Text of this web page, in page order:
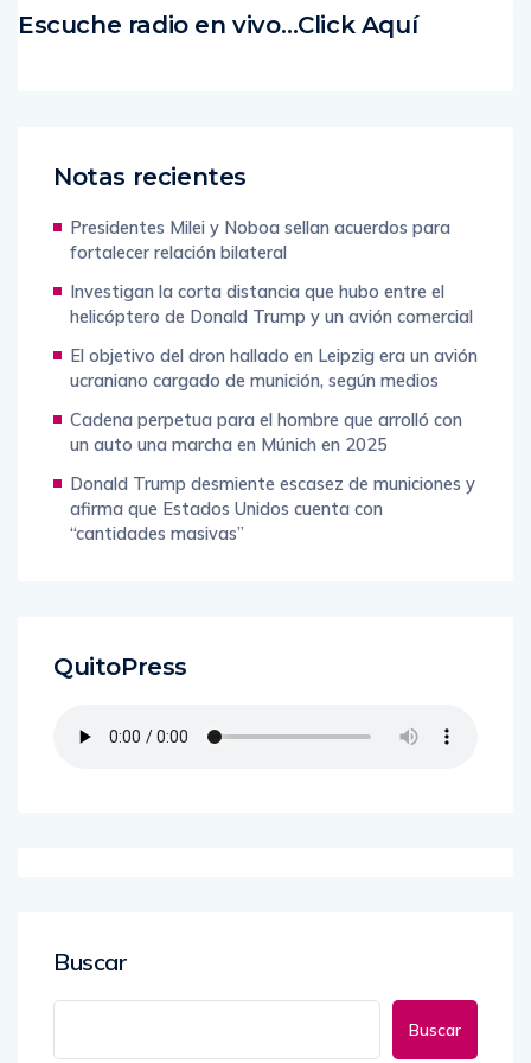
Escuche radio en vivo…Click Aquí
Notas recientes
Presidentes Milei y Noboa sellan acuerdos para
fortalecer relación bilateral
Investigan la corta distancia que hubo entre el
helicóptero de Donald Trump y un avión comercial
El objetivo del dron hallado en Leipzig era un avión
ucraniano cargado de munición, según medios
Cadena perpetua para el hombre que arrolló con
un auto una marcha en Múnich en 2025
Donald Trump desmiente escasez de municiones y
afirma que Estados Unidos cuenta con
“cantidades masivas”
QuitoPress
Buscar
Buscar